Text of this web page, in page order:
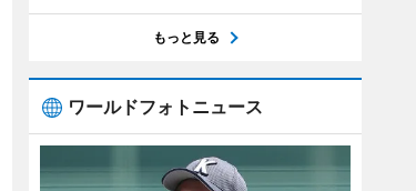
もっと見る
ワールドフォトニュース